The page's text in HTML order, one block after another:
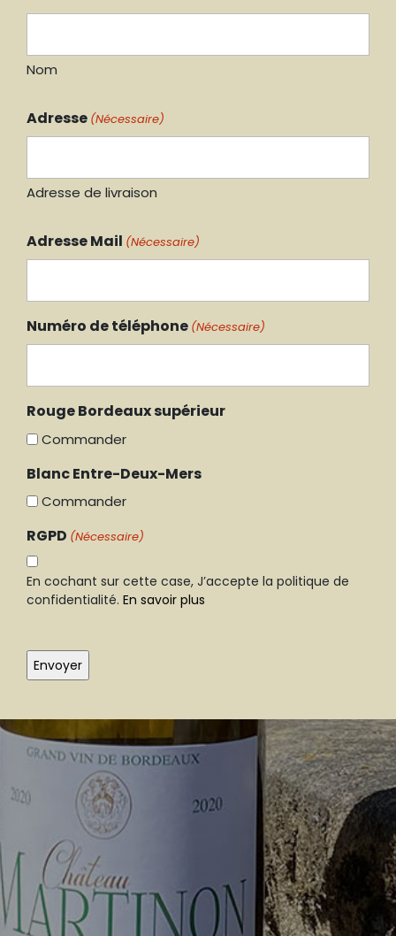
Nom
Adresse (Nécessaire)
Adresse de livraison
Adresse Mail (Nécessaire)
Numéro de téléphone (Nécessaire)
Rouge Bordeaux supérieur
Commander
Blanc Entre-Deux-Mers
Commander
RGPD (Nécessaire)
En cochant sur cette case, J’accepte la politique de
confidentialité. En savoir plus